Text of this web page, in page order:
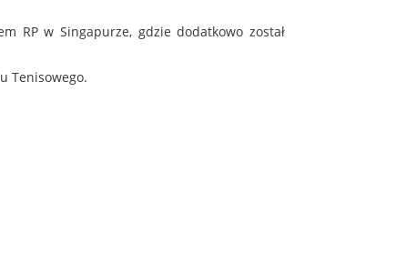
RP w Singapurze, gdzie dodatkowo został
Tenisowego.